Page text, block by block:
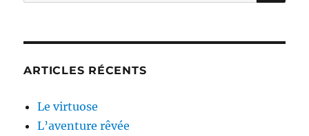
ARTICLES RÉCENTS
Le virtuose
L’aventure rêvée